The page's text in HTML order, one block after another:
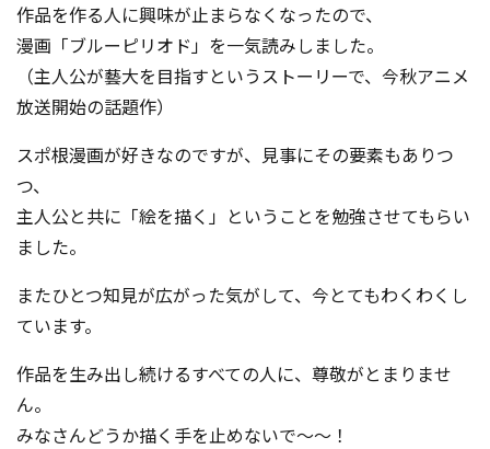
作品を作る人に興味が止まらなくなったので、
漫画「ブルーピリオド」を一気読みしました。
（主人公が藝大を目指すというストーリーで、今秋アニメ
放送開始の話題作）
スポ根漫画が好きなのですが、見事にその要素もありつ
つ、
主人公と共に「絵を描く」ということを勉強させてもらい
ました。
またひとつ知見が広がった気がして、今とてもわくわくし
ています。
作品を生み出し続けるすべての人に、尊敬がとまりませ
ん。
みなさんどうか描く手を止めないで～～！